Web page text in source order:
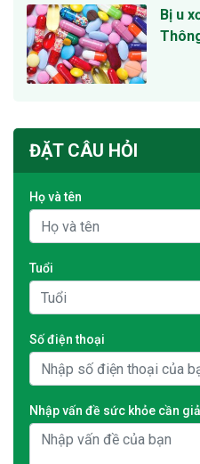
Bị u
ĐẶT CÂU HỎI
Họ và tên
Tuổi
Số điện thoại
Nhập vấn đề sức khỏe cần